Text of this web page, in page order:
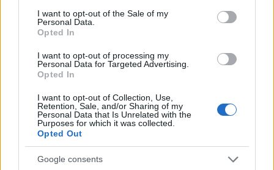
I want to opt-out of the Sale of my
Personal Data.
Opted In
I want to opt-out of processing my
Personal Data for Targeted Advertising.
Opted In
I want to opt-out of Collection, Use,
Retention, Sale, and/or Sharing of my
Personal Data that Is Unrelated with the
Purposes for which it was collected.
Opted Out
Google consents
kašlju mogu biti rani pokazatelj bolesti. Osim toga,
bol u prsima povezana s kašljem, promuklosti a
pogotovo iskašljavanje krvi znakovi su koje ne
treba zanemarivati.
Pojava kvržica